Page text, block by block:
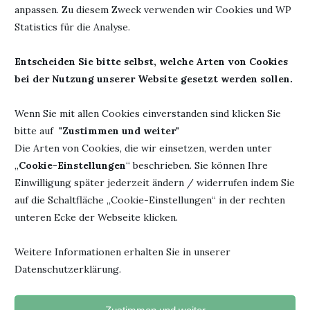
anpassen. Zu diesem Zweck verwenden wir Cookies und WP
Statistics für die Analyse.
Entscheiden Sie bitte selbst, welche Arten von Cookies
bei der Nutzung unserer Website gesetzt werden sollen.
Wenn Sie mit allen Cookies einverstanden sind klicken Sie
bitte auf "Zustimmen und weiter"
Die Arten von Cookies, die wir einsetzen, werden unter
„Cookie-Einstellungen“ beschrieben. Sie können Ihre
Einwilligung später jederzeit ändern / widerrufen indem Sie
auf die Schaltfläche „Cookie-Einstellungen“ in der rechten
unteren Ecke der Webseite klicken.
Weitere Informationen erhalten Sie in unserer
Datenschutzerklärung.
Titel: Operation Forever
K / Operation For K
2024
978-3-959497336
"Jedesmal, wenn du ein Buch fortgelegt hast und beginnst, den
beabsichtigten Zweck erreicht".